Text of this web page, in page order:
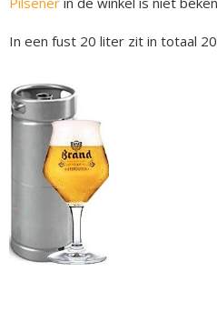
In een fust 20 liter zit in totaal